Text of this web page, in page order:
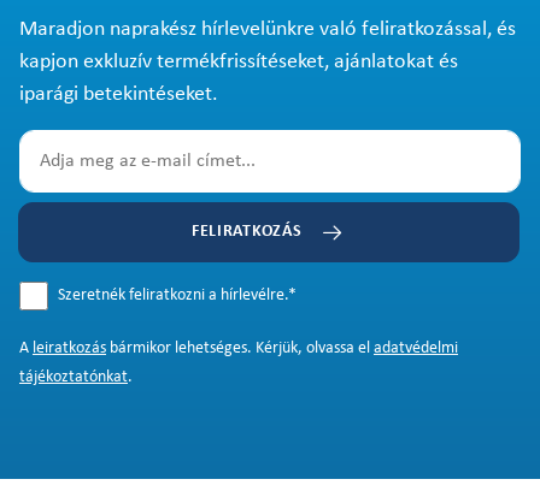
Maradjon naprakész hírlevelünkre való feliratkozással, és
kapjon exkluzív termékfrissítéseket, ajánlatokat és
iparági betekintéseket.
FELIRATKOZÁS
Szeretnék feliratkozni a hírlevélre.*
A leiratkozás bármikor lehetséges. Kérjük, olvassa el adatvédelmi
tájékoztatónkat.